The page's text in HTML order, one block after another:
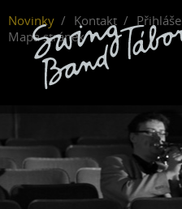
Novinky Kontakt
Mapa stránek